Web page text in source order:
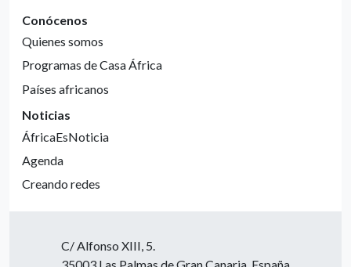
Conócenos
Quienes somos
Programas de Casa África
Países africanos
Noticias
ÁfricaEsNoticia
Agenda
Creando redes
C/ Alfonso XIII, 5.
35003 Las Palmas de Gran Canaria. España